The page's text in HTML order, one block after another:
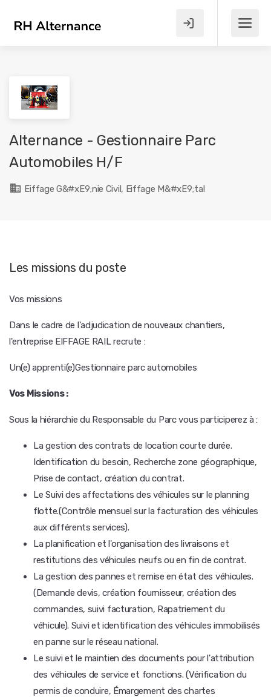
Alternance - Gestionnaire Parc
Automobiles H/F
Eiffage G&#xE9;nie Civil, Eiffage M&#xE9;tal
Les missions du poste
Vos missions
Dans le cadre de l'adjudication de nouveaux chantiers,
l'entreprise EIFFAGE RAIL recrute :
Un(e) apprenti(e)Gestionnaire parc automobiles
Vos Missions :
Sous la hiérarchie du Responsable du Parc vous participerez à :
La gestion des contrats de location courte durée.
Identification du besoin, Recherche zone géographique,
Prise de contact, création du contrat.
Le Suivi des affectations des véhicules sur le planning
flotte.(Contrôle mensuel sur la facturation des véhicules
aux différents services).
La planification et l'organisation des livraisons et
restitutions des véhicules neufs ou en fin de contrat.
La gestion des pannes et remise en état des véhicules.
(Demande devis, création fournisseur, création des
commandes, suivi facturation, Rapatriement du
véhicule). Suivi et identification des véhicules immobilisés
en panne sur le réseau national.
Le suivi et le maintien des documents pour l'attribution
des véhicules de service et fonctions. (Vérification du
permis de conduire, Émargement des chartes